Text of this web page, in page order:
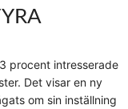
procent intresserade
Det visar en ny
om sin inställning